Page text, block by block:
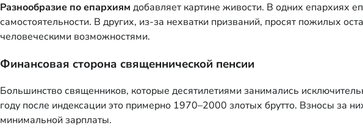
Разнообразие по епархиям добавляет картине живости. В одних епархиях
самостоятельности. В других, из-за нехватки призваний, просят пожилых
человеческими возможностями.
Финансовая сторона священнической пенсии
Большинство священников, которые десятилетиями занимались
году после индексации это примерно 1970–2000 злотых брутто. Взносы за
минимальной зарплаты.